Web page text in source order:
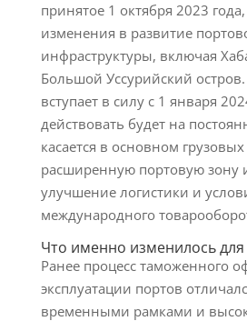
принятое 1 октября 2023
изменения в развитие
инфраструктуры, включая
Большой Уссурийский
вступает в силу с 1 января
действовать будет на
касается в основном
расширенную портовую зону
улучшение логистики и
международного
Что именно изменилось для
Ранее процесс таможенного
эксплуатации портов
временными рамками и